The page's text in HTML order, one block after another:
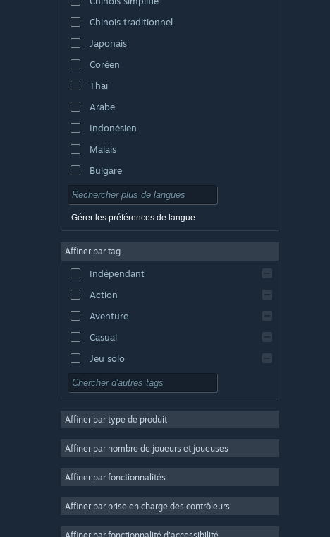
Chinois traditionnel
Japonais
Coréen
Thaï
Arabe
Indonésien
Malais
Bulgare
Tchèque
Danois
Anglais
Espagnol - Espagne
Espagnol - Amérique latine
Gérer les préférences de langue
Affiner par tag
Indépendant
Action
Aventure
Casual
Jeu solo
Simulation
Stratégie
3D
Free-to-play
Affiner par type de produit
Affiner par nombre de joueurs et joueuses
Affiner par fonctionnalités
Affiner par prise en charge des contrôleurs